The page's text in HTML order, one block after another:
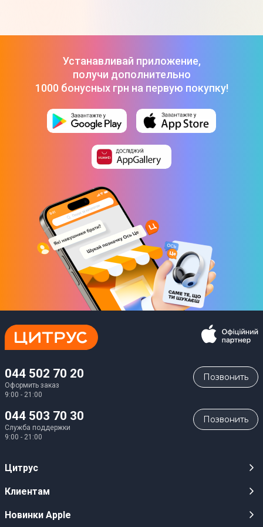
Смарт-часы Black Shark GS3 Ultra BS-W2415 Серебряный
Устанавливай приложение,
получи дополнительно
1000 бонусных грн на первую покупку!
044 502 70 20
Оформить заказ
9:00 - 21:00
Позвонить
044 503 70 30
Служба поддержки
9:00 - 21:00
Позвонить
Цитрус
Карьера
Клиентам
Публичные оферты
Новинки Apple